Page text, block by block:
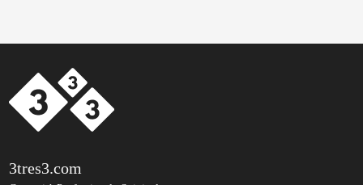
3tres3.com